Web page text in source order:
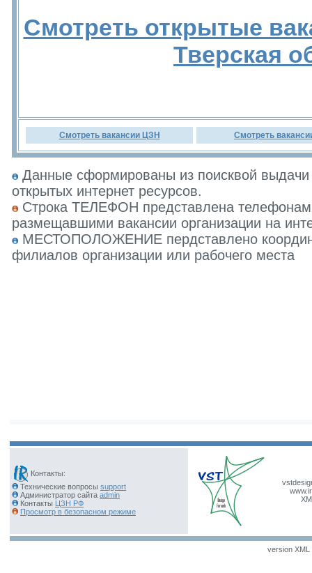
Смотреть открытые
Тверская
Смотреть вакансии ЦЗН Смотреть
Данные сформированы из поисквой
открытых интернет ресурсов.
Строка ТЕЛЕФОН представлена
размещавшими вакансии организации на
МЕСТОПОЛОЖЕНИЕ пердставлено
филиалов организации или рабочего места
Контакты:
Технические вопросы support
Администратор сайта admin
Контакты ЦЗН РФ
Просмотр в безопасном режиме
version